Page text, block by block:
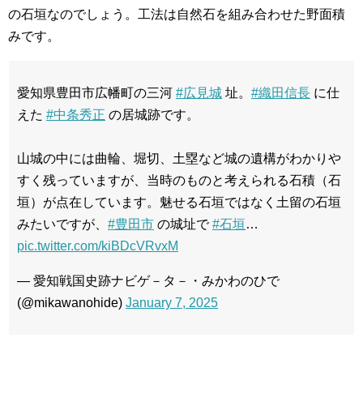
の石垣なのでしょう。工法は自然石を組み合わせた野面積
みです。
愛知県豊田市広幡町の三河 #広見城 址。 #織田信長 に仕
えた #中条秀正 の居城跡です。
山城の中には曲輪、堀切、土塁など城の遺構がわかりや
すく残っていますが、当時のものと考えられる石積（石
垣）が点在しています。魅せる石垣ではなく土留の石垣
みたいですが、 #豊田市 の城址で#石垣…
pic.twitter.com/kiBDcVRvxM
— 愛知戦国史跡ナビゲ－タ－・みかわのひで
(@mikawanohide) January 7, 2025